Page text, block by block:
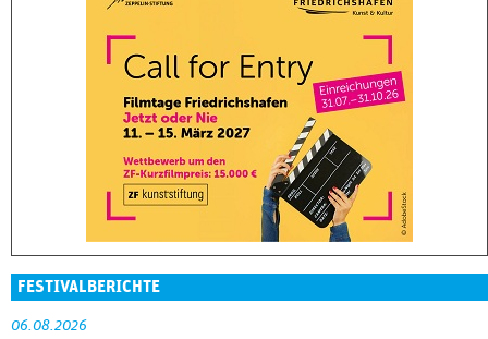
FESTIVALBERICHTE
06.08.2026